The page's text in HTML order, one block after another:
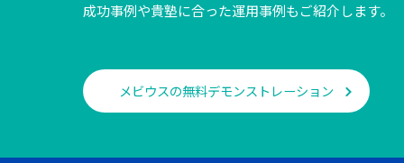
成功事例や貴塾に合った運用事例もご紹介します。
メビウスの無料デモンストレーション